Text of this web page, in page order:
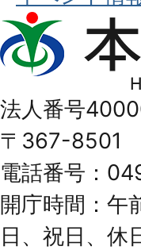
本
庄
Honjo
City
法人番号
〒367-8501
電話番号：
開庁時間：午
日、祝日、休